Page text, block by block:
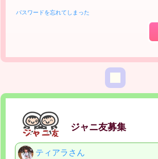
パスワードを忘れてしまった
ジャニ友募集
ティアラさん